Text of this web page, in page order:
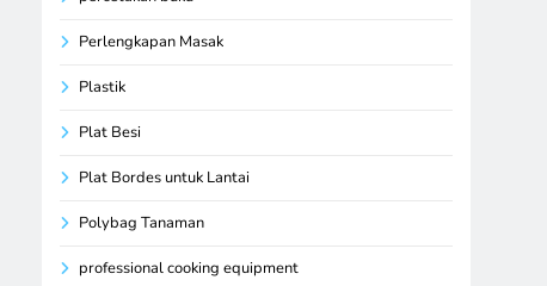
Perlengkapan Masak
Plastik
Plat Besi
Plat Bordes untuk Lantai
Polybag Tanaman
professional cooking equipment